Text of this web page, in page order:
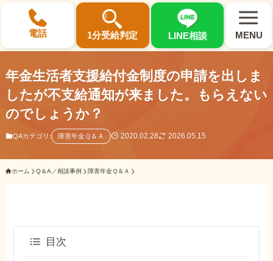
電話 1分受給判定 LINE相談 MENU
×
選ばれる3つの理由
初回相談料0円・受給後報酬型
サポート料金について
年金生活者支援給付金制度の申請を出しま
したが不支給通知が来ました。もらえない
のでしょうか？
QAカテゴリ: 障害年金Ｑ＆Ａ 2020.02.28 2026.05.15
ホーム Q＆A／相談事例 障害年金Ｑ＆Ａ
目次